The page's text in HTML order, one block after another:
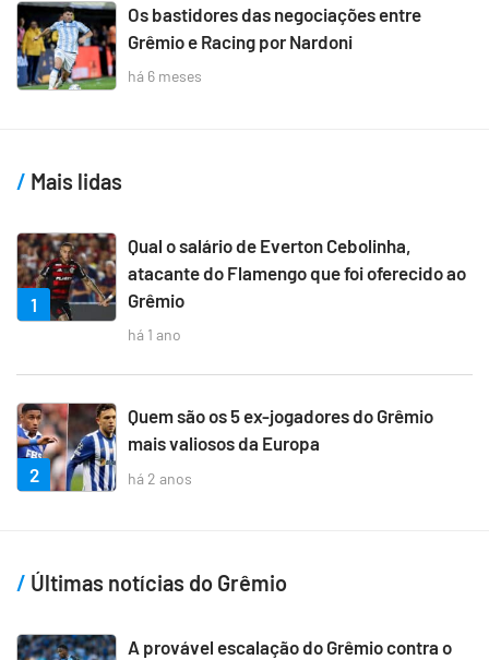
Os bastidores das negociações entre
Grêmio e Racing por Nardoni
há 6 meses
Mais lidas
1
Qual o salário de Everton Cebolinha,
atacante do Flamengo que foi oferecido ao
Grêmio
há 1 ano
2
Quem são os 5 ex-jogadores do Grêmio
mais valiosos da Europa
há 2 anos
Últimas notícias do Grêmio
A provável escalação do Grêmio contra o